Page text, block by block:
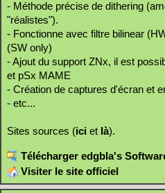
- Méthode précise de dithering
"réalistes").
- Fonctionne avec filtre bilinear
(SW only)
- Ajout du support ZNx, il est
et pSx MAME
- Création de captures d'écran et
- etc...
Sites sources (ici et là).
Télécharger edgbla's
Visiter le site officiel